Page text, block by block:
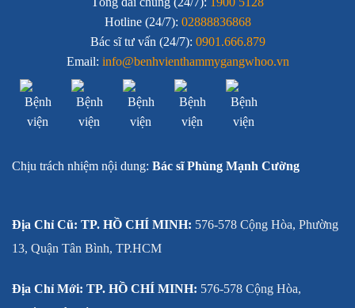
Hotline (24/7): 02888836868
Bác sĩ tư vấn (24/7): 0901.666.879
Email: info@benhvienthammygangwhoo.vn
Chịu trách nhiệm nội dung: Bác sĩ Phùng Mạnh Cường
Địa Chỉ Cũ: TP. HỒ CHÍ MINH: 576-578 Cộng Hòa, Phường
13, Quận Tân Bình, TP.HCM
Địa Chỉ Mới: TP. HỒ CHÍ MINH: 576-578 Cộng Hòa,